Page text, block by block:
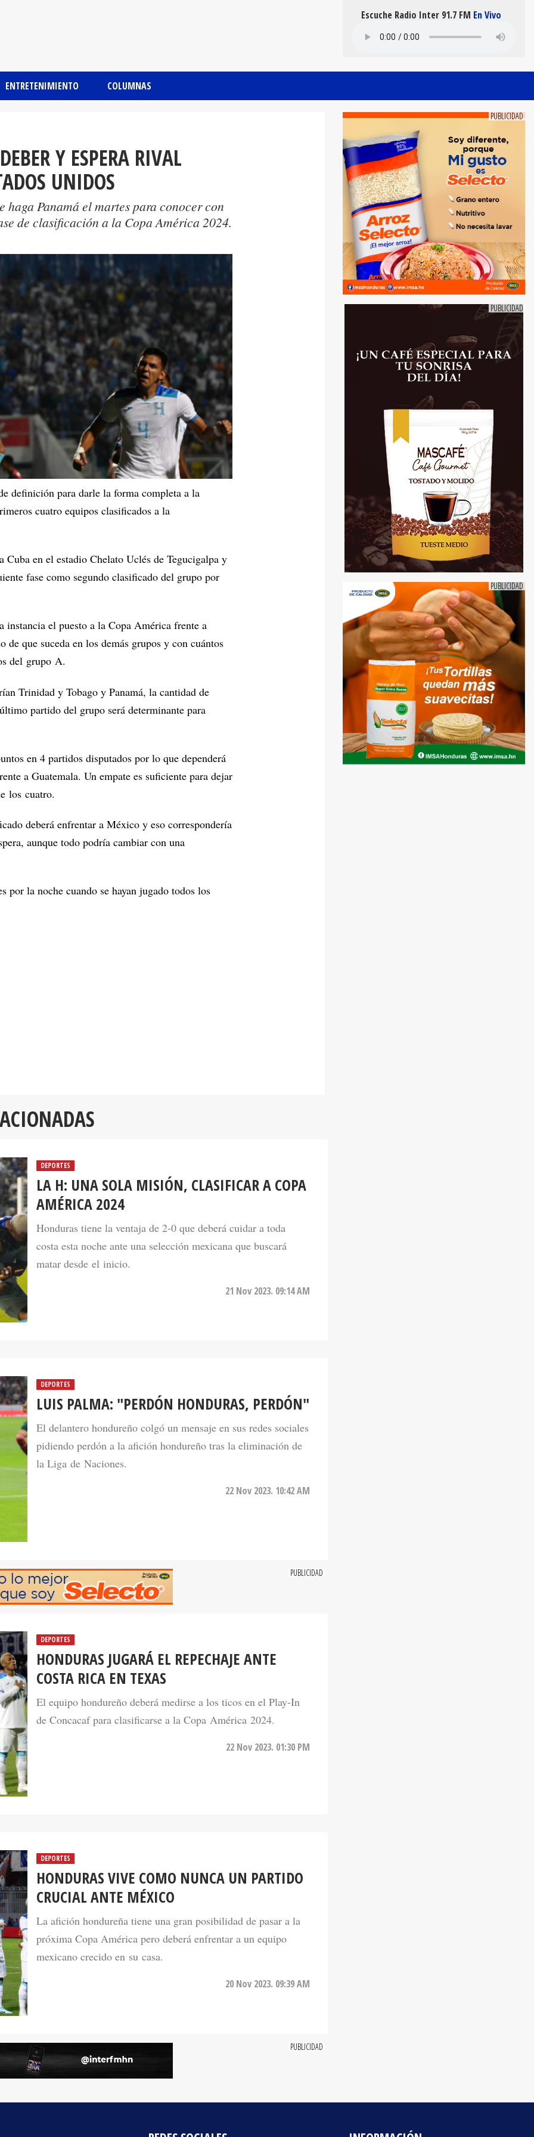
ENTRETENIMIENTO COLUMNAS
Escuche Radio Inter 91.7 FM En Vivo
Y ESPERA RIVAL
UNIDOS
haga Panamá el martes para conocer con
de clasificación a la Copa América 2024.
definición para darle la forma completa a la
cuatro equipos clasificados a la
Cuba en el estadio Chelato Uclés de Tegucigalpa y
fase como segundo clasificado del grupo por
instancia el puesto a la Copa América frente a
que suceda en los demás grupos y con cuántos
del grupo A.
Trinidad y Tobago y Panamá, la cantidad de
partido del grupo será determinante para
en 4 partidos disputados por lo que dependerá
a Guatemala. Un empate es suficiente para dejar
los cuatro.
deberá enfrentar a México y eso correspondería
aunque todo podría cambiar con una
por la noche cuando se hayan jugado todos los
DEPORTES
LA H: UNA SOLA MISIÓN, CLASIFICAR A COPA
AMÉRICA 2024
Honduras tiene la ventaja de 2-0 que deberá cuidar a toda
costa esta noche ante una selección mexicana que buscará
matar desde el inicio.
21 Nov 2023. 09:14 AM
DEPORTES
LUIS PALMA: "PERDÓN HONDURAS, PERDÓN"
El delantero hondureño colgó un mensaje en sus redes sociales
pidiendo perdón a la afición hondureño tras la eliminación de
la Liga de Naciones.
22 Nov 2023. 10:42 AM
HONDURAS JUGARÁ EL REPECHAJE ANTE
COSTA RICA EN TEXAS
El equipo hondureño deberá medirse a los ticos en el Play-In
de Concacaf para clasificarse a la Copa América 2024.
22 Nov 2023. 01:30 PM
HONDURAS VIVE COMO NUNCA UN PARTIDO
CRUCIAL ANTE MÉXICO
La afición hondureña tiene una gran posibilidad de pasar a la
próxima Copa América pero deberá enfrentar a un equipo
mexicano crecido en su casa.